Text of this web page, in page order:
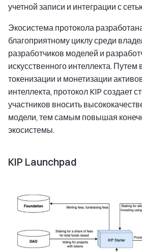
учетной записи и интеграции с
Экосистема протокола
благоприятному циклу среди
разработчиков моделей и
искусственного интеллекта. Путем
токенизации и монетизации
интеллекта, протокол KIP создает
участников вносить
модели, тем самым повышая
экосистемы.
KIP Launchpad